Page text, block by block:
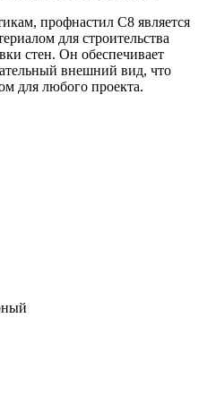
профнастил С8 является
для строительства
стен. Он обеспечивает
внешний вид, что
для любого проекта.